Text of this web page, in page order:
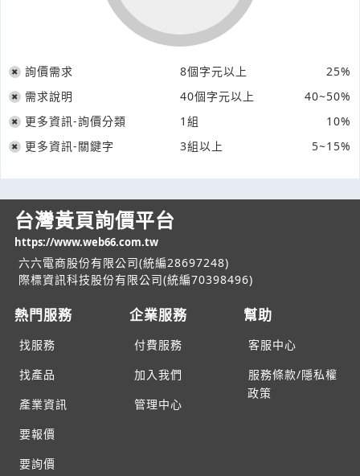
詢價需求 8個字元以上
25%
需求說明
40個字元以上
40~50%
更多資訊-詢價分類
1組
10%
更多資訊-關鍵字
3組以上 5~15%
台灣黃頁詢價平台
https://www.web66.com.tw
六六電商股份有限公司(統編28697248)
際標資訊科技股份有限公司(統編70398496)
熱門服務
找服務
找產品
產業資訊
要報價
要詢價
企業服務
付費服務
加入我們
管理中心
幫助
客服中心
服務條款/隱私權
政策